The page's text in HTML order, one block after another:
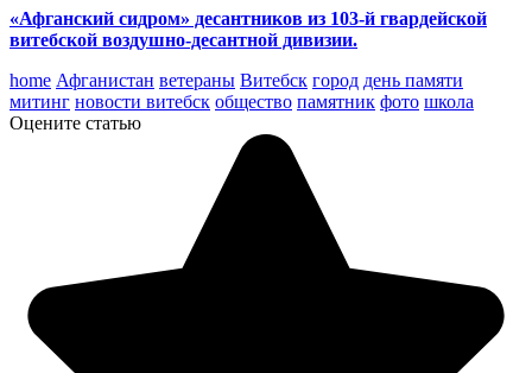
«Афганский сидром» десантников из 103-й гвардейской
витебской воздушно-десантной дивизии.
home Афганистан ветераны Витебск город день памяти
митинг новости витебск общество памятник фото школа
Оцените статью